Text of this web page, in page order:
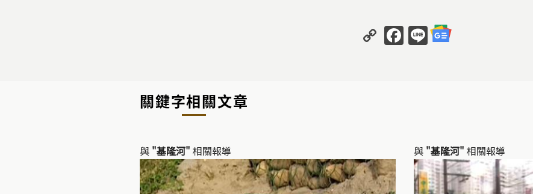
Copy
Link
Facebook
Line
關鍵字相關文章
與 "基隆河" 相關報導 與 "基隆河" 相關報導